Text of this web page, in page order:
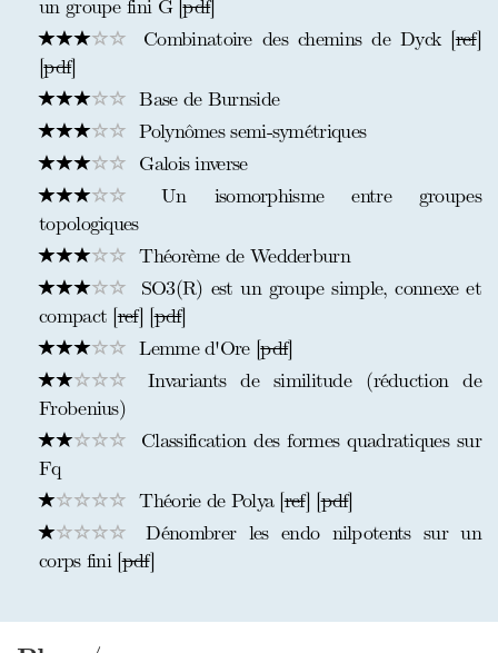
un groupe fini G [pdf]
Combinatoire des chemins de Dyck [ref]
[pdf]
Base de Burnside
Polynômes semi-symétriques
Galois inverse
Un isomorphisme entre groupes
topologiques
Théorème de Wedderburn
SO3(R) est un groupe simple, connexe et
compact [ref] [pdf]
Lemme d'Ore [pdf]
Invariants de similitude (réduction de
Frobenius)
Classification des formes quadratiques sur
Fq
Théorie de Polya [ref] [pdf]
Dénombrer les endo nilpotents sur un
corps fini [pdf]